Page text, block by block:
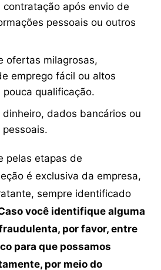
após envio de
pessoais ou outros
ofertas milagrosas,
emprego fácil ou altos
pouca qualificação.
dinheiro, dados bancários ou
pelas etapas de
é exclusiva da empresa,
sempre identificado
você identifique alguma
por favor, entre
para que possamos
por meio do